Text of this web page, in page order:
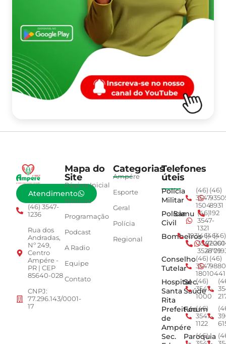
Atendimento
(46) 3547-
1236
Rua dos
Andradas,
Nº 249,
Centro
Ampére -
PR | CEP
85640-028
CNPJ:
77.296.143/0001-
17
Mapa do
Site
Página Inicial
Notícias
Programação
Podcast
A Radio
Equipe
Contato
Categorias
Ampére
Esporte
Geral
Polícia
Regional
Telefones
úteis
Polícia
Militar
(46)
3547-
1504
(46)
8931
Polícia
Civil
Samu (46)
3547-
1321
192
Bombeiros
193(46)
3547-
3528
(46)
4779
(46)
Conselho
Tutelar
(46)
3547-
1801
(46)
0441
Hospital
Santa
Rita
Sec.
Saúde
(46)
3547-
1000
Prefeitura
de
Ampére
Fórum
(46)
3547-
1122
Sec.
Paroquia
(46)